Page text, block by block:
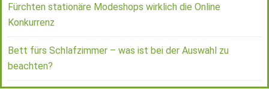
Fürchten stationäre Modeshops wirklich die Online
Konkurrenz
Bett fürs Schlafzimmer – was ist bei der Auswahl zu
beachten?